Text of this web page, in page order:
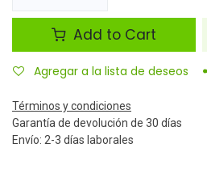
Add to Cart
Agregar a la lista de deseos
Términos y condiciones
Garantía de devolución de 30 días
Envío: 2-3 días laborales